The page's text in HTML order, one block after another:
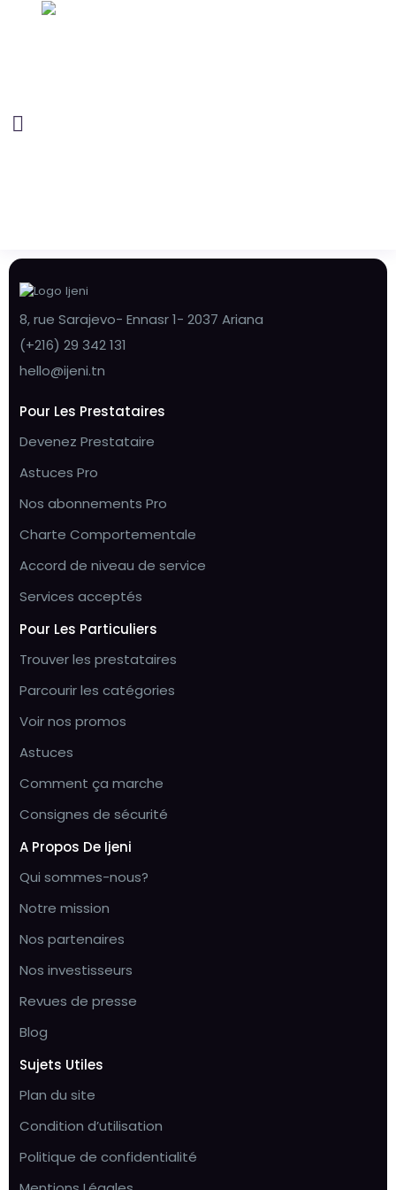
8, rue Sarajevo- Ennasr 1- 2037 Ariana
(+216) 29 342 131
hello@ijeni.tn
Pour Les Prestataires
Devenez Prestataire
Astuces Pro
Nos abonnements Pro
Charte Comportementale
Accord de niveau de service
Services acceptés
Pour Les Particuliers
Trouver les prestataires
Parcourir les catégories
Voir nos promos
Astuces
Comment ça marche
Consignes de sécurité
A Propos De Ijeni
Qui sommes-nous?
Notre mission
Nos partenaires
Nos investisseurs
Revues de presse
Blog
Sujets Utiles
Plan du site
Condition d’utilisation
Politique de confidentialité